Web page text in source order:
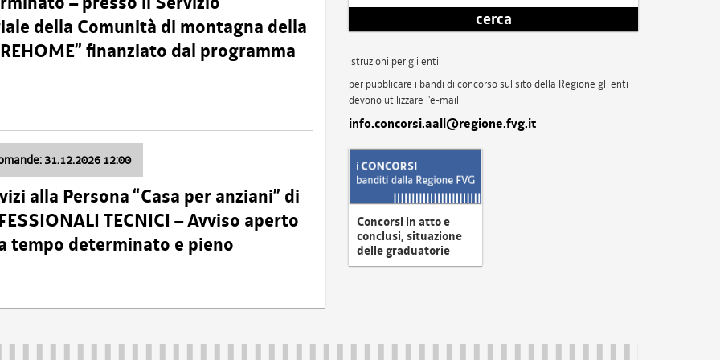
della Comunità di montagna della
finanziato dal programma
31.12.2026 12:00
alla Persona “Casa per anziani” di
TECNICI – Avviso aperto
tempo determinato e pieno
cerca
istruzioni per gli enti
per pubblicare i bandi di concorso sul sito della Regione gli enti
devono utilizzare l'e-mail
info.concorsi.aall@regione.fvg.it
Concorsi in atto e
conclusi, situazione
delle graduatorie